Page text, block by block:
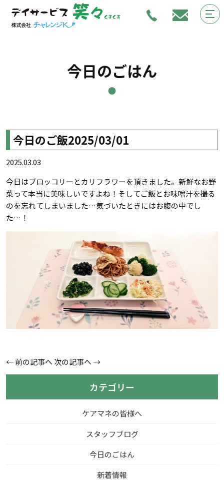
今日のごはん
今日のご飯2025/03/01
2025.03.03
今日はブロッコリーとカリフラワーを頂きました。新鮮なお野
菜って本当に美味しいですよね！そしてご飯とお味噌汁を撮る
のを忘れてしまいました…気づいたときにはお腹の中でし
た…！
←前の記事へ 次の記事へ→
カテゴリー
ケアマネの皆様へ
スタッフブログ
今日のごはん
新着情報